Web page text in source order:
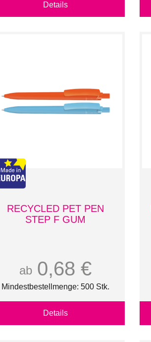
Details
RECYCLED PET PEN
STEP F GUM
ab 0,68 €
Mindestbestellmenge: 500 Stk.
Details